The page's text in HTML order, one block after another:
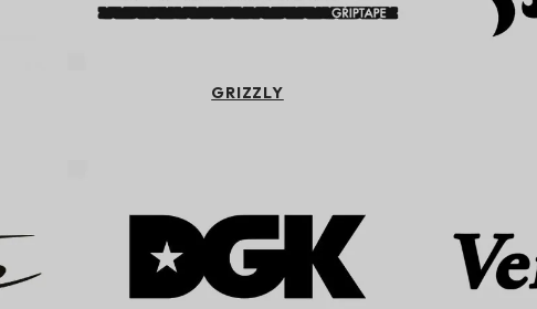
GRIZZLY